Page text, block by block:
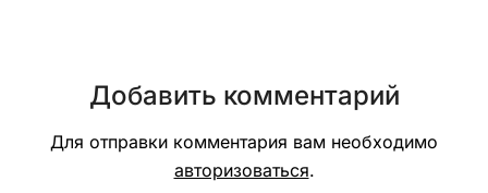
Добавить комментарий
Для отправки комментария вам необходимо
авторизоваться.